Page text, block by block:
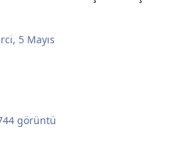
, 5 Mayıs
görüntü